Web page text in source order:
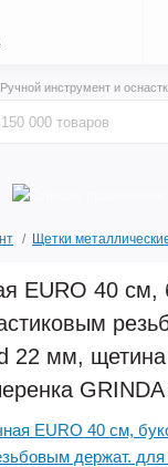
Ручной инструмент и
Щетки
EURO 40 см,
22 мм,